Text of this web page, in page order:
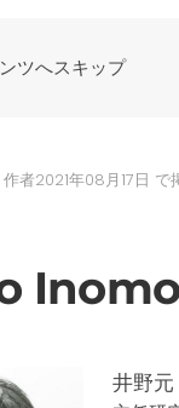
ツへスキップ
者2021年08月17日 で
井野